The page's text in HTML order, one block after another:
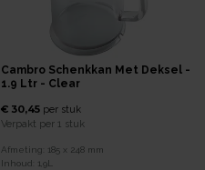
Cambro Schenkkan Met Deksel -
1.9 Ltr - Clear
€ 30,45 per stuk
Verpakt per 1 stuk
Afmeting: 185 x 248 mm
Inhoud:
1,9L